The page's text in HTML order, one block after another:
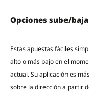
Opciones sube/
Estas apuestas fáciles
alto o más bajo en el
actual. Su aplicación es
sobre la dirección a partir